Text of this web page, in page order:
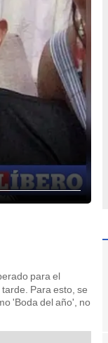
para el
Para esto, se
'Boda del año', no